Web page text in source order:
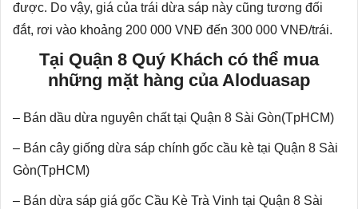
được. Do vậy, giá của trái dừa sáp này cũng tương đối
đắt, rơi vào khoảng 200 000 VNĐ đến 300 000 VNĐ/trái.
Tại Quận 8 Quý Khách có thể mua
những mặt hàng của Aloduasap
– Bán dầu dừa nguyên chấttại Quận 8 Sài Gòn(TpHCM)
– Bán cây giống dừa sáp chính gốc cầu kè tại Quận 8 Sài
Gòn(TpHCM)
– Bán dừa sáp giá gốc Cầu Kè Trà Vinh tại Quận 8 Sài